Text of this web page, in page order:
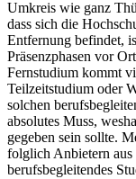
Umkreis wie ganz
dass sich die
Entfernung befindet,
Präsenzphasen vor
Fernstudium kommt
Teilzeitstudium oder
solchen
absolutes Muss,
gegeben sein sollte.
folglich Anbietern aus
berufsbegleitendes